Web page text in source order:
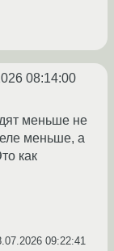
08:14:00
меньше не
меньше, а
как
09:22:41